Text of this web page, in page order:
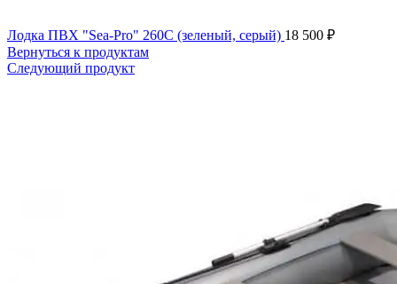
Лодка ПВХ "Sea-Pro" 260C (зеленый, серый) 18 500 ₽
Вернуться к продуктам
Следующий продукт